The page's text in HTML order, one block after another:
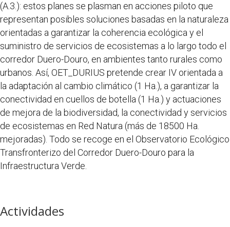
(A.3.): estos planes se plasman en acciones piloto que
representan posibles soluciones basadas en la naturaleza
orientadas a garantizar la coherencia ecológica y el
suministro de servicios de ecosistemas a lo largo todo el
corredor Duero-Douro, en ambientes tanto rurales como
urbanos. Así, OET_DURIUS pretende crear IV orientada a
la adaptación al cambio climático (1 Ha.), a garantizar la
conectividad en cuellos de botella (1 Ha.) y actuaciones
de mejora de la biodiversidad, la conectividad y servicios
de ecosistemas en Red Natura (más de 18500 Ha.
mejoradas). Todo se recoge en el Observatorio Ecológico
Transfronterizo del Corredor Duero-Douro para la
Infraestructura Verde.
Actividades